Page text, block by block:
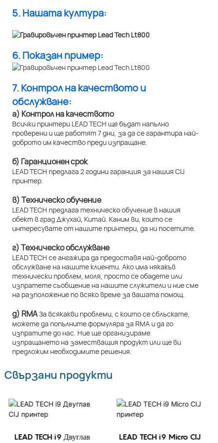
5. Нашата култура:
6. Показан пример:
7. Контрол на качеството и
обслужване:
а) Контрол на качеството
Всички принтери LEAD TECH ще бъдат напълно
проверени и ще работят 7 дни, за да се гарантира най-
доброто им качество преди изпращане.
б) Гаранционен срок
LEAD TECH предлага 2 години гаранция за нашия CIJ
принтер.
в) Техническо обучение
LEAD TECH предлага техническо обучение в нашия
обект в град Джухай, Китай. Каним ви, които се
интересувате от нашите принтери, да ни посетите.
г) Техническо обслужване
LEAD TECH се ангажира да предоставя най-доброто
обслужване на нашите клиенти. Ако има някакъв
технически проблем, моля, просто се обадете или
изпратете съобщение на нашите служители и ние сме
на разположение по всяко време за вашата помощ.
д) RMAЗа всякакви проблеми, с които се сблъскате,
можете да попълните формуляра за RMA и да го
изпратите до нас. Ние ще организираме
изпращането на заместващия продукт или ще ви
предложим необходимите решения.
Свързани продукти
LEAD TECH i9 Двуглав
LEAD TECH i9 Micro CIJ